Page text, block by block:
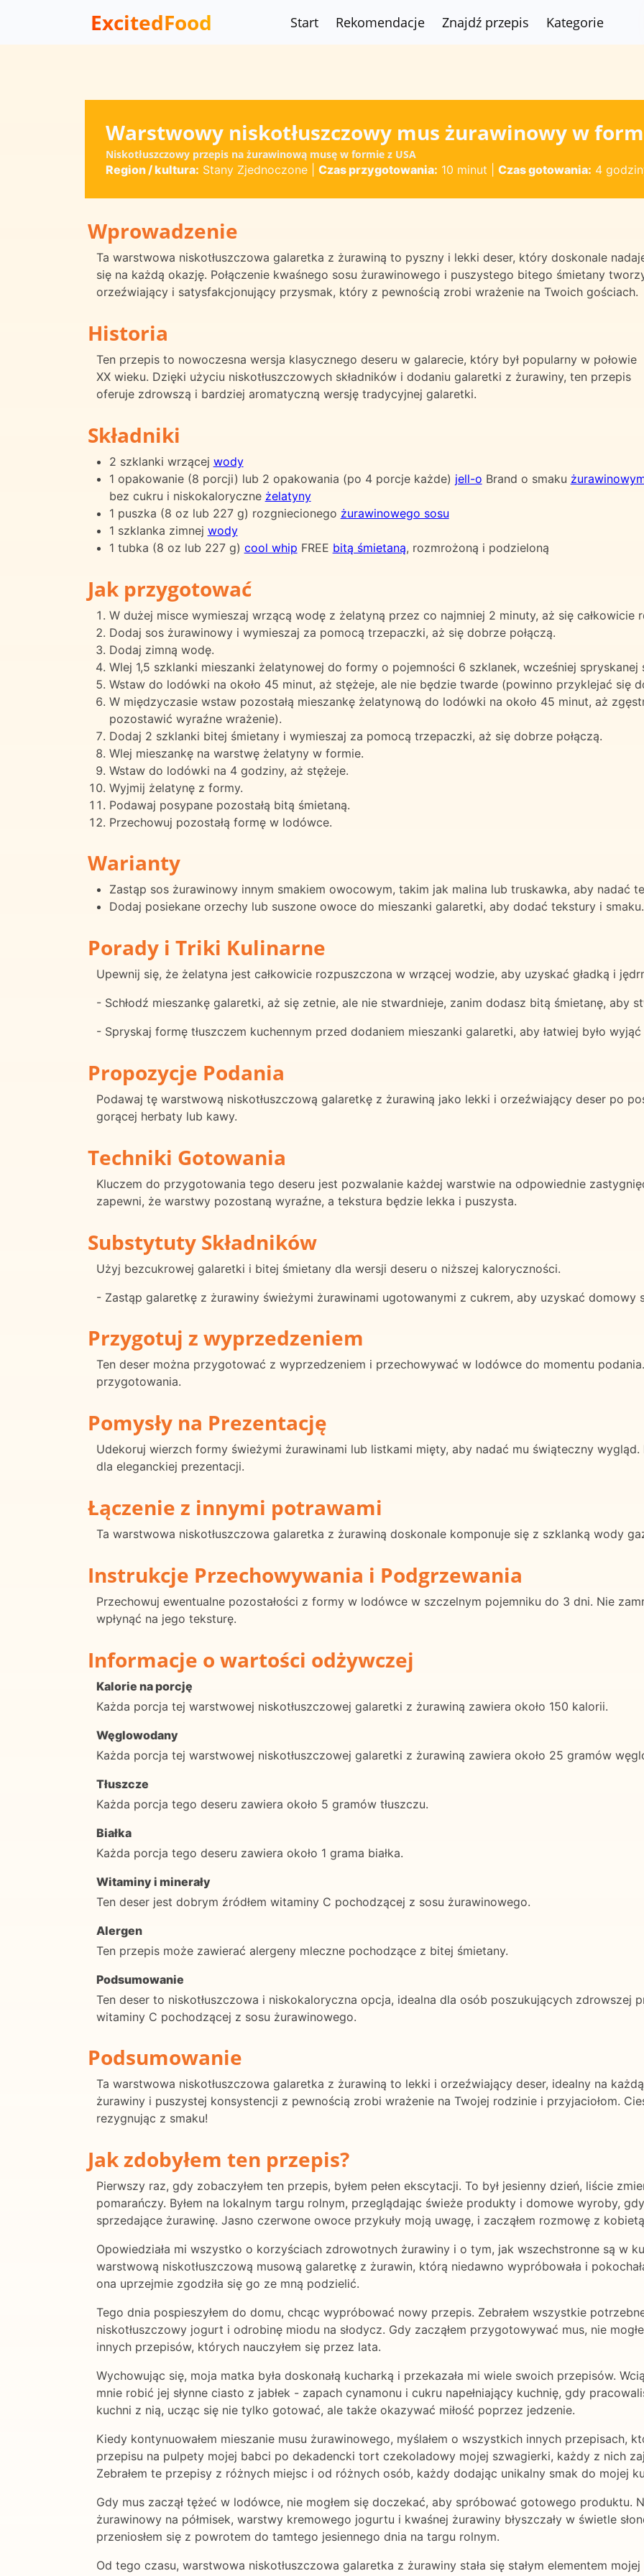
ExcitedFood Start Rekomendacje Znajdź przepis Kategorie
Warstwowy niskotłuszczowy mus żurawinowy w
Niskotłuszczowy przepis na żurawinową musę w formie z USA
Region / kultura: Stany Zjednoczone| Czas przygotowania: 10 minut Czas gotowania: 4
Wprowadzenie
Ta warstwowa niskotłuszczowa galaretka z żurawiną to pyszny i lekki deser, który doskonale
się na każdą okazję. Połączenie kwaśnego sosu żurawinowego i puszystego bitego śmietany
orzeźwiający i satysfakcjonujący przysmak, który z pewnością zrobi wrażenie na Twoich gościach.
Historia
Ten przepis to nowoczesna wersja klasycznego deseru w galarecie, który był popularny w połowie
XX wieku. Dzięki użyciu niskotłuszczowych składników i dodaniu galaretki z żurawiny, ten przepis
oferuje zdrowszą i bardziej aromatyczną wersję tradycyjnej galaretki.
Składniki
2 szklanki wrzącej wody
1 opakowanie (8 porcji) lub 2 opakowania (po 4 porcje każde) jell-o Brand o smaku
bez cukru i niskokaloryczne żelatyny
1 puszka (8 oz lub 227 g) rozgniecionego żurawinowego sosu
1 szklanka zimnej wody
1 tubka (8 oz lub 227 g) cool whip FREE bitą śmietaną, rozmrożoną i podzieloną
Jak przygotować
W dużej misce wymieszaj wrzącą wodę z żelatyną przez co najmniej 2 minuty, aż się całkowicie
Dodaj sos żurawinowy i wymieszaj za pomocą trzepaczki, aż się dobrze połączą.
Dodaj zimną wodę.
Wlej 1,5 szklanki mieszanki żelatynowej do formy o pojemności 6 szklanek, wcześniej spryskanej
Wstaw do lodówki na około 45 minut, aż stężeje, ale nie będzie twarde (powinno przyklejać się
W międzyczasie wstaw pozostałą mieszankę żelatynową do lodówki na około 45 minut, aż
pozostawić wyraźne wrażenie).
Dodaj 2 szklanki bitej śmietany i wymieszaj za pomocą trzepaczki, aż się dobrze połączą.
Wlej mieszankę na warstwę żelatyny w formie.
Wstaw do lodówki na 4 godziny, aż stężeje.
Wyjmij żelatynę z formy.
Podawaj posypane pozostałą bitą śmietaną.
Przechowuj pozostałą formę w lodówce.
Warianty
Zastąp sos żurawinowy innym smakiem owocowym, takim jak malina lub truskawka, aby nadać
Dodaj posiekane orzechy lub suszone owoce do mieszanki galaretki, aby dodać tekstury i smaku.
Porady i Triki Kulinarne
Upewnij się, że żelatyna jest całkowicie rozpuszczona w wrzącej wodzie, aby uzyskać gładką i
- Schłodź mieszankę galaretki, aż się zetnie, ale nie stwardnieje, zanim dodasz bitą śmietanę, aby
- Spryskaj formę tłuszczem kuchennym przed dodaniem mieszanki galaretki, aby łatwiej było
Propozycje Podania
Podawaj tę warstwową niskotłuszczową galaretkę z żurawiną jako lekki i orzeźwiający deser po
gorącej herbaty lub kawy.
Techniki Gotowania
Kluczem do przygotowania tego deseru jest pozwalanie każdej warstwie na odpowiednie
zapewni, że warstwy pozostaną wyraźne, a tekstura będzie lekka i puszysta.
Substytuty Składników
Użyj bezcukrowej galaretki i bitej śmietany dla wersji deseru o niższej kaloryczności.
- Zastąp galaretkę z żurawiny świeżymi żurawinami ugotowanymi z cukrem, aby uzyskać domowy
Przygotuj z wyprzedzeniem
Ten deser można przygotować z wyprzedzeniem i przechowywać w lodówce do momentu
przygotowania.
Pomysły na Prezentację
Udekoruj wierzch formy świeżymi żurawinami lub listkami mięty, aby nadać mu świąteczny wygląd.
dla eleganckiej prezentacji.
Łączenie z innymi potrawami
Ta warstwowa niskotłuszczowa galaretka z żurawiną doskonale komponuje się z szklanką wody
Instrukcje Przechowywania i Podgrzewania
Przechowuj ewentualne pozostałości z formy w lodówce w szczelnym pojemniku do 3 dni. Nie
wpłynąć na jego teksturę.
Informacje o wartości odżywczej
Kalorie na porcję
Każda porcja tej warstwowej niskotłuszczowej galaretki z żurawiną zawiera około 150 kalorii.
Węglowodany
Każda porcja tej warstwowej niskotłuszczowej galaretki z żurawiną zawiera około 25 gramów
Tłuszcze
Każda porcja tego deseru zawiera około 5 gramów tłuszczu.
Białka
Każda porcja tego deseru zawiera około 1 grama białka.
Witaminy i minerały
Ten deser jest dobrym źródłem witaminy C pochodzącej z sosu żurawinowego.
Alergen
Ten przepis może zawierać alergeny mleczne pochodzące z bitej śmietany.
Podsumowanie
Ten deser to niskotłuszczowa i niskokaloryczna opcja, idealna dla osób poszukujących zdrowszej
witaminy C pochodzącej z sosu żurawinowego.
Podsumowanie
Ta warstwowa niskotłuszczowa galaretka z żurawiną to lekki i orzeźwiający deser, idealny na
żurawiny i puszystej konsystencji z pewnością zrobi wrażenie na Twojej rodzinie i przyjaciołom.
rezygnując z smaku!
Jak zdobyłem ten przepis?
Pierwszy raz, gdy zobaczyłem ten przepis, byłem pełen ekscytacji. To był jesienny dzień, liście
pomarańczy. Byłem na lokalnym targu rolnym, przeglądając świeże produkty i domowe wyroby, gdy
sprzedające żurawinę. Jasno czerwone owoce przykuły moją uwagę, i zacząłem rozmowę z
Opowiedziała mi wszystko o korzyściach zdrowotnych żurawiny i o tym, jak wszechstronne są w
warstwową niskotłuszczową musową galaretkę z żurawin, którą niedawno wypróbowała i
ona uprzejmie zgodziła się go ze mną podzielić.
Tego dnia pospieszyłem do domu, chcąc wypróbować nowy przepis. Zebrałem wszystkie
niskotłuszczowy jogurt i odrobinę miodu na słodycz. Gdy zacząłem przygotowywać mus, nie
innych przepisów, których nauczyłem się przez lata.
Wychowując się, moja matka była doskonałą kucharką i przekazała mi wiele swoich przepisów.
mnie robić jej słynne ciasto z jabłek - zapach cynamonu i cukru napełniający kuchnię, gdy
kuchni z nią, ucząc się nie tylko gotować, ale także okazywać miłość poprzez jedzenie.
Kiedy kontynuowałem mieszanie musu żurawinowego, myślałem o wszystkich innych przepisach,
przepisu na pulpety mojej babci po dekadencki tort czekoladowy mojej szwagierki, każdy z nich
Zebrałem te przepisy z różnych miejsc i od różnych osób, każdy dodając unikalny smak do mojej
Gdy mus zaczął tężeć w lodówce, nie mogłem się doczekać, aby spróbować gotowego produktu.
żurawinowy na półmisek, warstwy kremowego jogurtu i kwaśnej żurawiny błyszczały w świetle
przeniosłem się z powrotem do tamtego jesiennego dnia na targu rolnym.
Od tego czasu, warstwowa niskotłuszczowa galaretka z żurawiny stała się stałym elementem